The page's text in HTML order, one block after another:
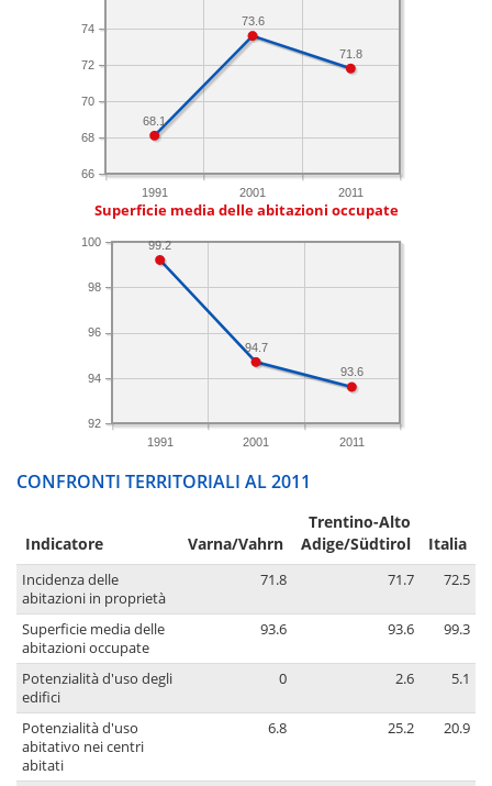
1991 2001 2011
66
68
70
72
74
71.8
73.6
68.1
Superficie media delle abitazioni occupate
1991 2001 2011
92
94
96
98
100
93.6
94.7
99.2
CONFRONTI TERRITORIALI AL 2011
Indicatore Varna/Vahrn
Trentino-Alto
Adige/Südtirol
Italia
Incidenza delle
abitazioni in proprietà
71.8 71.7 72.5
Superficie media delle
abitazioni occupate
93.6 93.6 99.3
Potenzialità d'uso degli
edifici
0 2.6 5.1
Potenzialità d'uso
abitativo nei centri
abitati
6.8 25.2 20.9